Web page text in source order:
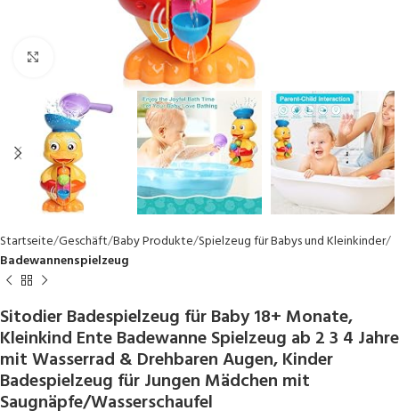
Click to enlarge
Startseite Geschäft Baby Produkte Spielzeug für Babys und Kleinkinder
Badewannenspielzeug
Sitodier Badespielzeug für Baby 18+ Monate,
Kleinkind Ente Badewanne Spielzeug ab 2 3 4 Jahre
mit Wasserrad & Drehbaren Augen, Kinder
Badespielzeug für Jungen Mädchen mit
Saugnäpfe/Wasserschaufel